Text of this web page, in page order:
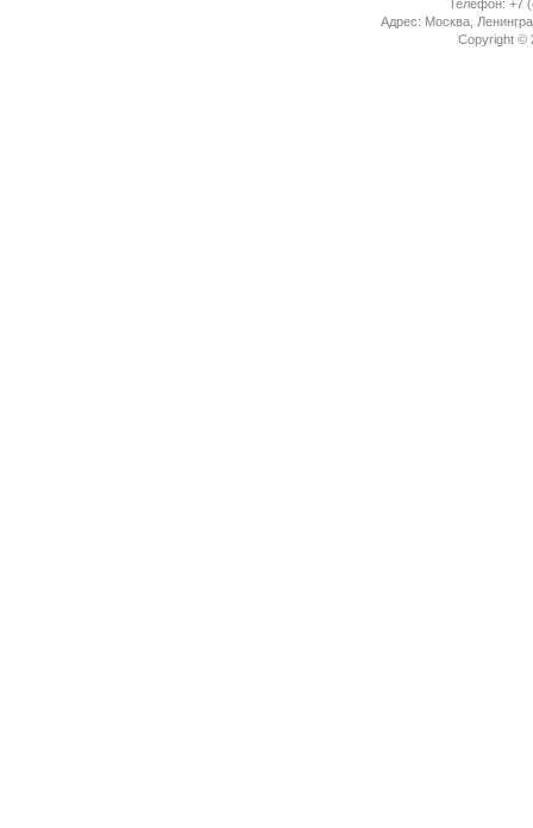
Телефон: +7
Адрес: Москва,
Copyright ©